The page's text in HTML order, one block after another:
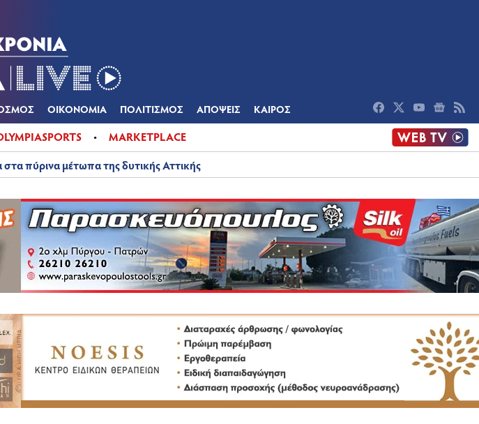
ΟΙΚΟΝΟΜΙΑ ΠΟΛΙΤΙΣΜΟΣ ΑΠΟΨΕΙΣ ΚΑΙΡΟΣ
MARKETPLACE
στα πύρινα μέτωπα της δυτικής Αττικής